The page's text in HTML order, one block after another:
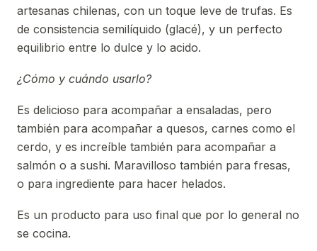
artesanas chilenas, con un toque leve de trufas. Es
de consistencia semilíquido (glacé), y un perfecto
equilibrio entre lo dulce y lo acido.
¿Cómo y cuándo usarlo?
Es delicioso para acompañar a ensaladas, pero
también para acompañar a quesos, carnes como el
cerdo, y es increíble también para acompañar a
salmón o a sushi. Maravilloso también para fresas,
o para ingrediente para hacer helados.
Es un producto para uso final que por lo general no
se cocina.